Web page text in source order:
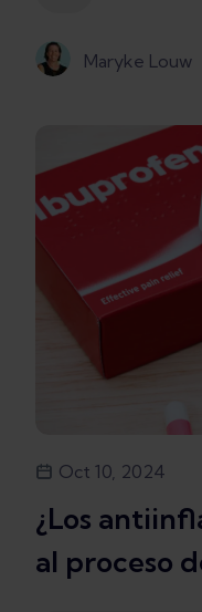
Maryke Louw
Oct 10, 2024
¿Los
al proceso